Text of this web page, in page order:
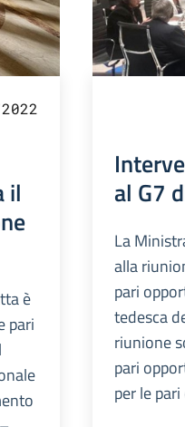
il
è
pari
al G7
La
alla
pari
tedesca
riunione
pari
per le